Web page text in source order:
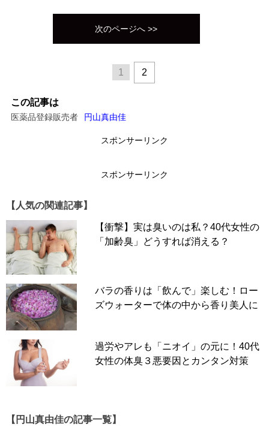
次のページへ >>
1 2
この記事は
医薬品登録販売者 円山真由佳
スポンサーリンク
スポンサーリンク
【人気の関連記事】
【衝撃】実は臭いのは私？40代女性の
「加齢臭」どうすれば消える？
バラの香りは「飲んで」楽しむ！ロー
ズウォーターで体の中から香り美人に
過労やアレも「ニオイ」の元に！40代
女性の体臭３悪要因とカンタン対策
【円山真由佳の記事一覧】